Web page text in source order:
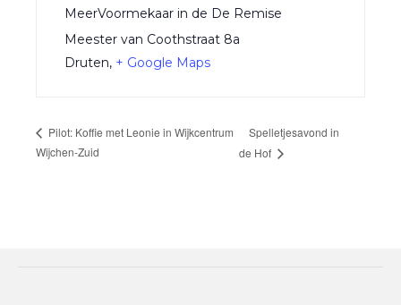
MeerVoormekaar in de De Remise
Meester van Coothstraat 8a
Druten, + Google Maps
Pilot: Koffie met Leonie in Wijkcentrum
Wijchen-Zuid
Spelletjesavond in
de Hof